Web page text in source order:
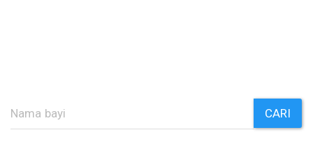
CARI